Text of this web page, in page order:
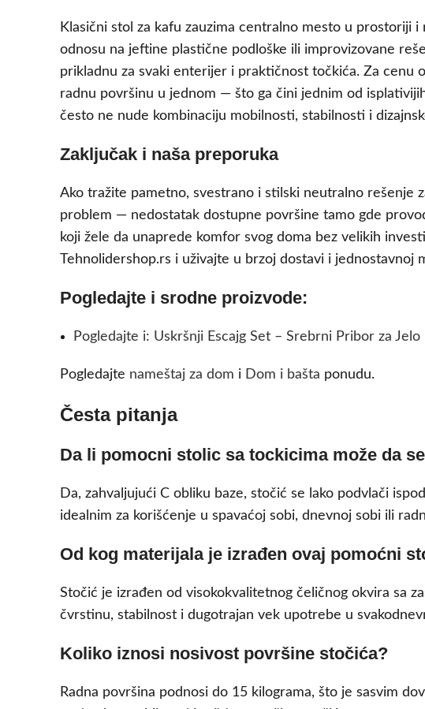
Klasični stol za kafu zauzima centralno mesto u
odnosu na jeftine plastične podloške ili improvizovane
prikladnu za svaki enterijer i praktičnost točkića. Za cenu
radnu površinu u jednom — što ga čini jednim od
često ne nude kombinaciju mobilnosti, stabilnosti i
Zaključak i naša preporuka
Ako tražite pametno, svestrano i stilski neutralno rešenje
problem — nedostatak dostupne površine tamo gde
koji žele da unaprede komfor svog doma bez velikih
Tehnolidershop.rs i uživajte u brzoj dostavi i jednostavnoj
Pogledajte i srodne proizvode:
Pogledajte i: Uskršnji Escajg Set – Srebrni Pribor za Jelo
Pogledajte nameštaj za dom i Dom i bašta ponudu.
Česta pitanja
Da li pomocni stolic sa tockicima može da
Da, zahvaljujući C obliku baze, stočić se lako podvlači
idealnim za korišćenje u spavaćoj sobi, dnevnoj sobi ili
Od kog materijala je izrađen ovaj pomoćni
Stočić je izrađen od visokokvalitetnog čeličnog okvira sa
čvrstinu, stabilnost i dugotrajan vek upotrebe u
Koliko iznosi nosivost površine stočića?
Radna površina podnosi do 15 kilograma, što je sasvim